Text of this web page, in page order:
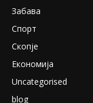
Забава
Спорт
Скопје
Економија
Uncategorised
blog